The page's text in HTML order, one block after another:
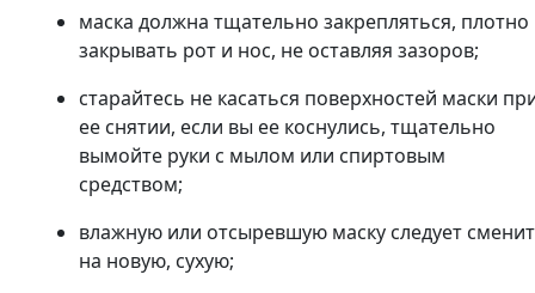
маска должна тщательно закрепляться, плотно
закрывать рот и нос, не оставляя зазоров;
старайтесь не касаться поверхностей маски
ее снятии, если вы ее коснулись, тщательно
вымойте руки с мылом или спиртовым
средством;
влажную или отсыревшую маску следует
на новую, сухую;